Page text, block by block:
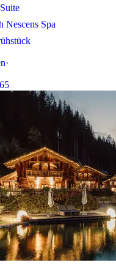
Nescens Spa
·